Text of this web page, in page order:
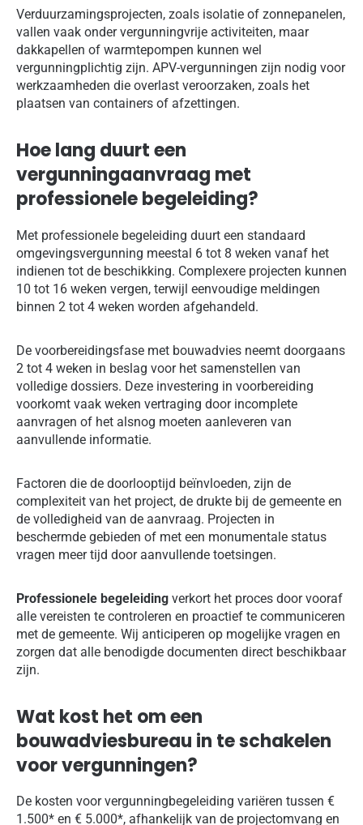
Verduurzamingsprojecten, zoals isolatie of zonnepanelen,
vallen vaak onder vergunningvrije activiteiten, maar
dakkapellen of warmtepompen kunnen wel
vergunningplichtig zijn. APV-vergunningen zijn nodig voor
werkzaamheden die overlast veroorzaken, zoals het
plaatsen van containers of afzettingen.
Hoe lang duurt een
vergunningaanvraag met
professionele begeleiding?
Met professionele begeleiding duurt een standaard
omgevingsvergunning meestal 6 tot 8 weken vanaf het
indienen tot de beschikking. Complexere projecten kunnen
10 tot 16 weken vergen, terwijl eenvoudige meldingen
binnen 2 tot 4 weken worden afgehandeld.
De voorbereidingsfase met bouwadvies neemt doorgaans
2 tot 4 weken in beslag voor het samenstellen van
volledige dossiers. Deze investering in voorbereiding
voorkomt vaak weken vertraging door incomplete
aanvragen of het alsnog moeten aanleveren van
aanvullende informatie.
Factoren die de doorlooptijd beïnvloeden, zijn de
complexiteit van het project, de drukte bij de gemeente en
de volledigheid van de aanvraag. Projecten in
beschermde gebieden of met een monumentale status
vragen meer tijd door aanvullende toetsingen.
Professionele begeleiding verkort het proces door vooraf
alle vereisten te controleren en proactief te communiceren
met de gemeente. Wij anticiperen op mogelijke vragen en
zorgen dat alle benodigde documenten direct beschikbaar
zijn.
Wat kost het om een
bouwadviesbureau in te schakelen
voor vergunningen?
De kosten voor vergunningbegeleiding variëren tussen €
1.500* en € 5.000*, afhankelijk van de projectomvang en